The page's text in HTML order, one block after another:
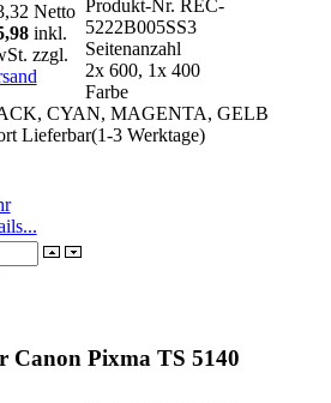
Netto
inkl.
zzgl.
Produkt-Nr. REC-
5222B005SS3
Seitenanzahl
2x 600, 1x 400
Farbe
CYAN, MAGENTA, GELB
Lieferbar(1-3 Werktage)
Pixma TS 5140